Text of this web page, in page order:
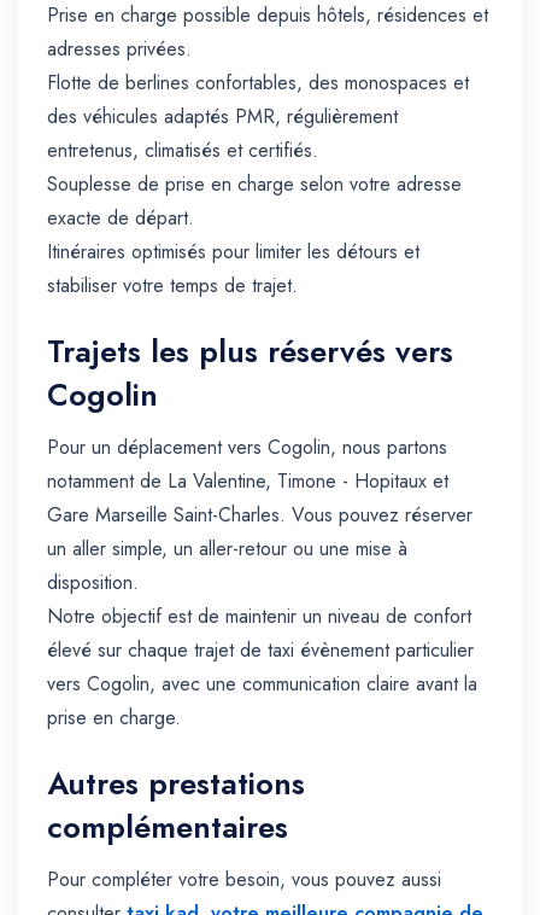
Prise en charge possible depuis hôtels, résidences et
adresses privées.
Flotte de berlines confortables, des monospaces et
des véhicules adaptés PMR, régulièrement
entretenus, climatisés et certifiés.
Souplesse de prise en charge selon votre adresse
exacte de départ.
Itinéraires optimisés pour limiter les détours et
stabiliser votre temps de trajet.
Trajets les plus réservés vers
Cogolin
Pour un déplacement vers Cogolin, nous partons
notamment de La Valentine, Timone - Hopitaux et
Gare Marseille Saint-Charles. Vous pouvez réserver
un aller simple, un aller-retour ou une mise à
disposition.
Notre objectif est de maintenir un niveau de confort
élevé sur chaque trajet de taxi évènement particulier
vers Cogolin, avec une communication claire avant la
prise en charge.
Autres prestations
complémentaires
Pour compléter votre besoin, vous pouvez aussi